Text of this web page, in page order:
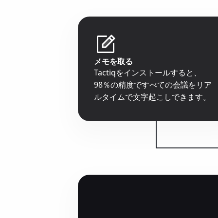
メモを取る
Tactiqをインストールすると、
98％の精度ですべての会議をリア
ルタイムで文字起こしできます。